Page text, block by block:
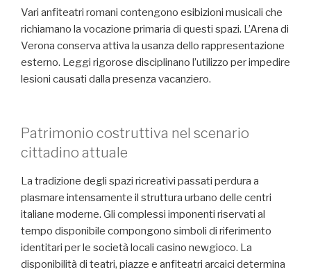
Vari anfiteatri romani contengono esibizioni musicali che
richiamano la vocazione primaria di questi spazi. L’Arena di
Verona conserva attiva la usanza dello rappresentazione
esterno. Leggi rigorose disciplinano l’utilizzo per impedire
lesioni causati dalla presenza vacanziero.
Patrimonio costruttiva nel scenario
cittadino attuale
La tradizione degli spazi ricreativi passati perdura a
plasmare intensamente il struttura urbano delle centri
italiane moderne. Gli complessi imponenti riservati al
tempo disponibile compongono simboli di riferimento
identitari per le società locali casino newgioco. La
disponibilità di teatri, piazze e anfiteatri arcaici determina